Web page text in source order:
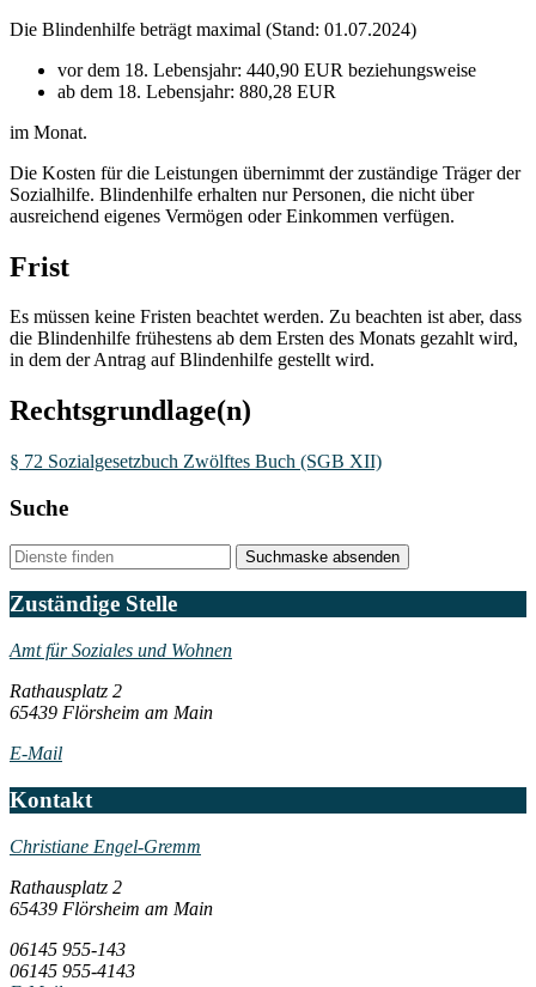
Die Blindenhilfe beträgt maximal (Stand: 01.07.2024)
vor dem 18. Lebensjahr: 440,90 EUR beziehungsweise
ab dem 18. Lebensjahr: 880,28 EUR
im Monat.
Die Kosten für die Leistungen übernimmt der zuständige Träger der
Sozialhilfe. Blindenhilfe erhalten nur Personen, die nicht über
ausreichend eigenes Vermögen oder Einkommen verfügen.
Frist
Es müssen keine Fristen beachtet werden. Zu beachten ist aber, dass
die Blindenhilfe frühestens ab dem Ersten des Monats gezahlt wird,
in dem der Antrag auf Blindenhilfe gestellt wird.
Rechtsgrundlage(n)
§ 72 Sozialgesetzbuch Zwölftes Buch (SGB XII)
Suche
Suchmaske absenden
Zuständige Stelle
Amt für Soziales und Wohnen
Rathausplatz 2
65439 Flörsheim am Main
E-Mail
Kontakt
Christiane Engel-Gremm
Rathausplatz 2
65439 Flörsheim am Main
06145 955-143
06145 955-4143